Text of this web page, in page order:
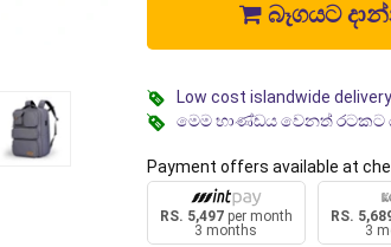
බෑගයට
Low cost islandwide delivery
මෙම භාණ්ඩය වෙනත් රටකට
Payment offers available at
RS. 5,497per month
3 months
RS.
3